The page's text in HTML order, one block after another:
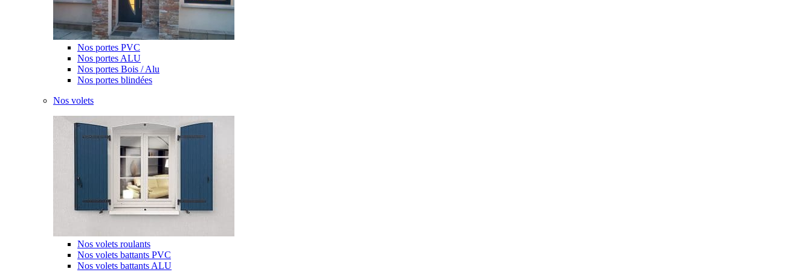
Nos portes PVC
Nos portes ALU
Nos portes Bois / Alu
Nos portes blindées
Nos volets
Nos volets roulants
Nos volets battants PVC
Nos volets battants ALU